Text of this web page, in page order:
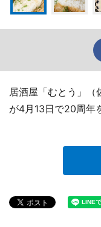
居酒屋「むとう」
が4月13日で20周年